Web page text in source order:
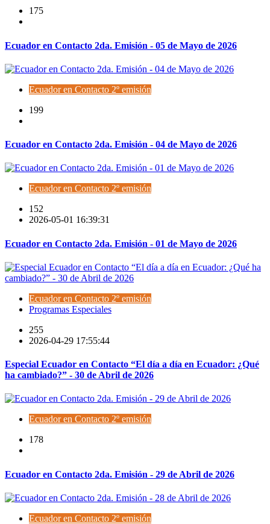
175
Ecuador en Contacto 2da. Emisión - 05 de Mayo de 2026
Ecuador en Contacto 2º emisión
199
Ecuador en Contacto 2da. Emisión - 04 de Mayo de 2026
Ecuador en Contacto 2º emisión
152
2026-05-01 16:39:31
Ecuador en Contacto 2da. Emisión - 01 de Mayo de 2026
Ecuador en Contacto 2º emisión
Programas Especiales
255
2026-04-29 17:55:44
Especial Ecuador en Contacto “El día a día en Ecuador: ¿Qué
ha cambiado?” - 30 de Abril de 2026
Ecuador en Contacto 2º emisión
178
Ecuador en Contacto 2da. Emisión - 29 de Abril de 2026
Ecuador en Contacto 2º emisión